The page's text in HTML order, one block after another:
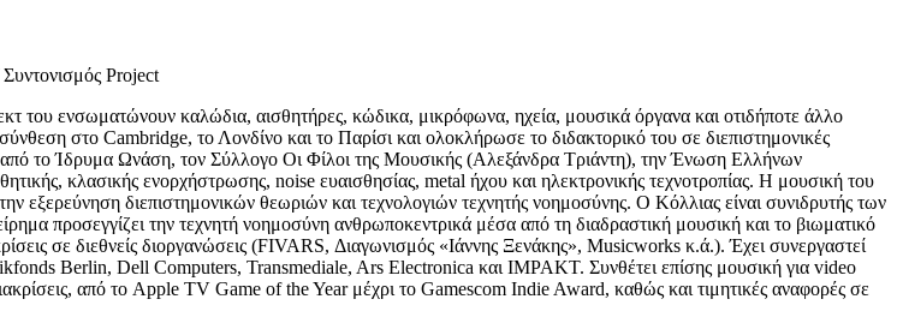
Project
του ενσωματώνουν καλώδια, αισθητήρες, κώδικα, μικρόφωνα, ηχεία, μουσικά όργανα και οτιδήποτε άλλο
στο Cambridge, το Λονδίνο και το Παρίσι και ολοκλήρωσε το διδακτορικό του σε διεπιστημονικές
το Ίδρυμα Ωνάση, τον Σύλλογο Οι Φίλοι της Μουσικής (Αλεξάνδρα Τριάντη), την Ένωση Ελλήνων
κλασικής ενορχήστρωσης, noise ευαισθησίας, metal ήχου και ηλεκτρονικής τεχνοτροπίας. Η μουσική του
εξερεύνηση διεπιστημονικών θεωριών και τεχνολογιών τεχνητής νοημοσύνης. Ο Κόλλιας είναι συνιδρυτής των
προσεγγίζει την τεχνητή νοημοσύνη ανθρωποκεντρικά μέσα από τη διαδραστική μουσική και το βιωματικό
σε διεθνείς διοργανώσεις (FIVARS, Διαγωνισμός «Ιάννης Ξενάκης», Musicworks κ.ά.). Έχει συνεργαστεί
Berlin, Dell Computers, Transmediale, Ars Electronica και IMPAKT. Συνθέτει επίσης μουσική για video
από το Apple TV Game of the Year μέχρι το Gamescom Indie Award, καθώς και τιμητικές αναφορές σε